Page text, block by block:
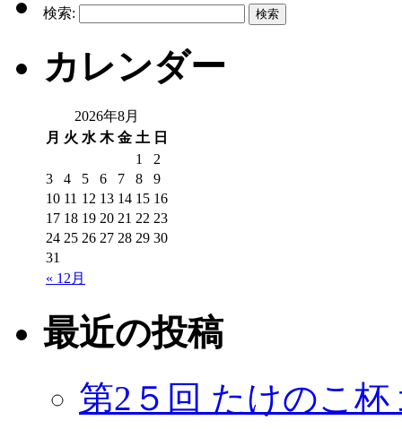
検索:
カレンダー
2026年8月
月 火 水 木 金 土 日
« 12月
1
2
3
4 5 6 7 8
9
10 11 12 13 14 15 16
17 18 19 20 21 22 23
24 25 26 27 28 29 30
31
最近の投稿
第2５回 たけのこ